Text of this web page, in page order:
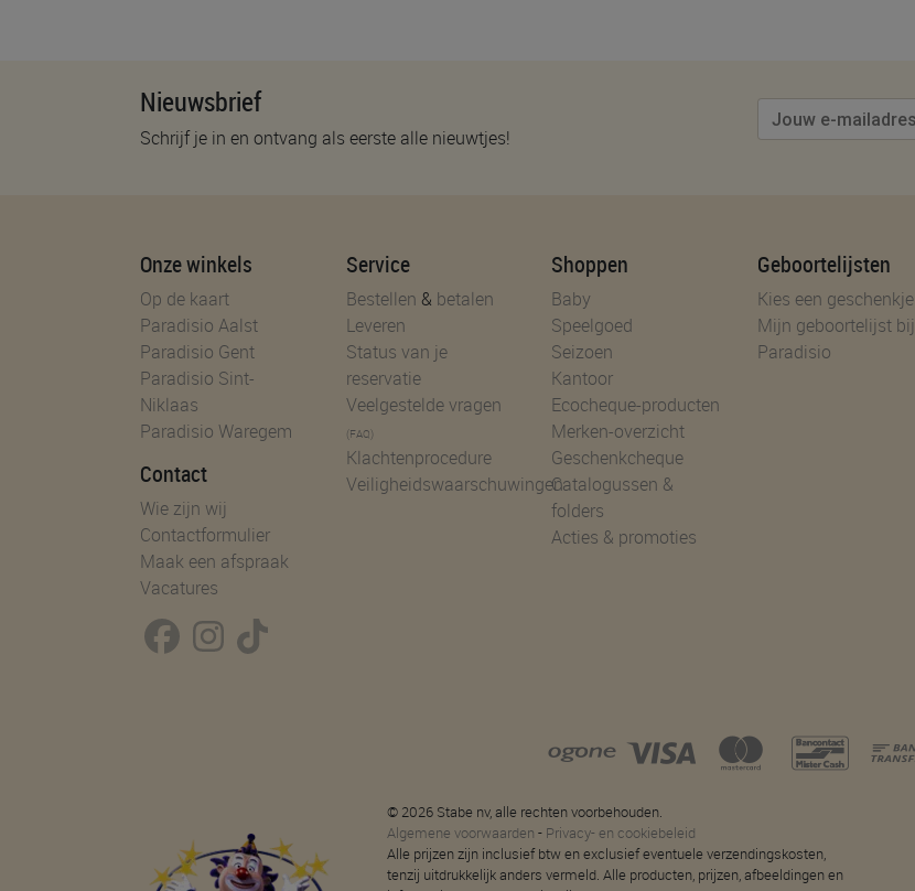
Nieuwsbrief
Schrijf je in en ontvang als eerste alle nieuwtjes!
Onze winkels
Op de kaart
Paradisio Aalst
Paradisio Gent
Paradisio Sint-
Niklaas
Paradisio Waregem
Contact
Wie zijn wij
Contactformulier
Maak een afspraak
Vacatures
Service
Bestellen & betalen
Leveren
Status van je
reservatie
Veelgestelde vragen
(FAQ)
Klachtenprocedure
Veiligheidswaarschuwingen
Shoppen
Baby
Speelgoed
Seizoen
Kantoor
Ecocheque-producten
Merken-overzicht
Geschenkcheque
Catalogussen &
folders
Acties & promoties
Geboortelijsten
Kies een geschenkje
Mijn geboortelijst bij
Paradisio
© 2026 Stabe nv, alle rechten voorbehouden.
Algemene voorwaarden - Privacy- en cookiebeleid
Alle prijzen zijn inclusief btw en exclusief eventuele verzendingskosten,
tenzij uitdrukkelijk anders vermeld. Alle producten, prijzen, afbeeldingen en